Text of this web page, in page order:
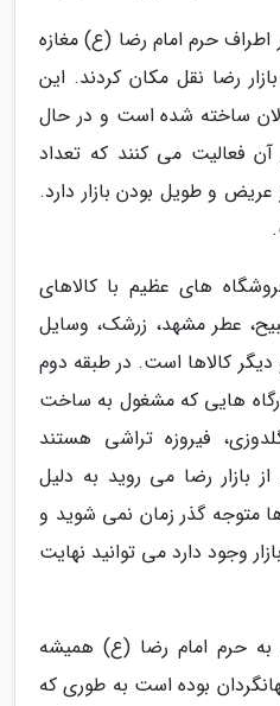
اطراف حرم امام رضا (ع) مغازه
رضا نقل مکان کردند. این
دو دالان ساخته شده است و در حال
در آن فعالیت می کنند که تعداد
و طویل بودن بازار دارد.
های عظیم با کالاهای
عطر مشهد، زرشک، وسایل
دیگر کالاها است. در طبقه دوم
هایی که مشغول به ساخت
فیروزه تراشی هستند
بازار رضا می روید به دلیل
متوجه گذر زمان نمی شوید و
وجود دارد می توانید نهایت
به حرم امام رضا (ع) همیشه
بوده است به طوری که